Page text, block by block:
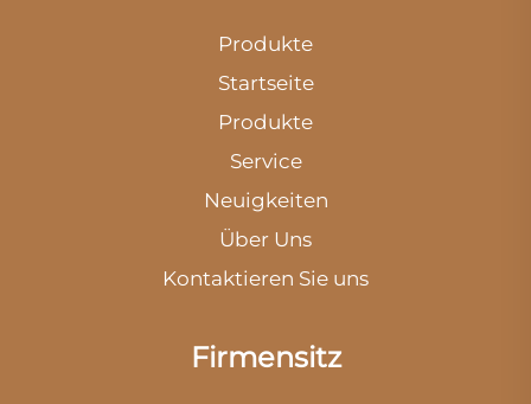
Produkte
Startseite
Produkte
Service
Neuigkeiten
Über Uns
Kontaktieren Sie uns
Firmensitz